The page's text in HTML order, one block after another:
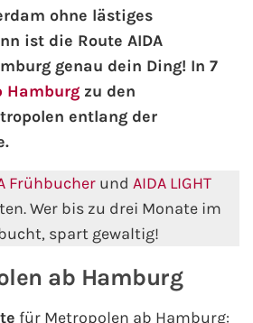
Madeira
ohne lästiges
ist die Route AIDA
genau dein Ding! In 7
Hamburg zu den
entlang der
Frühbucher und AIDA LIGHT
Wer bis zu drei Monate im
spart gewaltig!
ab Hamburg
für Metropolen ab Hamburg: